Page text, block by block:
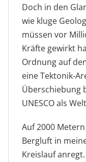
Doch in den
wie kluge
müssen vor
Kräfte gewirkt
Ordnung auf
eine Tektonik-
Überschiebung
UNESCO als
Auf 2000
Bergluft in
Kreislauf